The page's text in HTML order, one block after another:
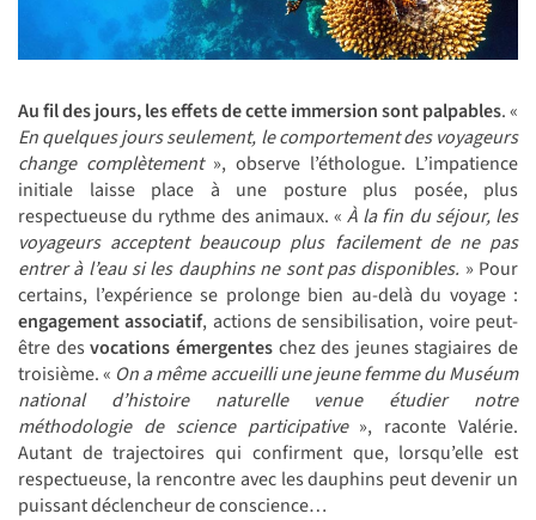
Au fil des jours, les effets de cette immersion sont palpables. «
En quelques jours seulement, le comportement des voyageurs
change complètement», observe l’éthologue. L’impatience
initiale laisse place à une posture plus posée, plus
respectueuse du rythme des animaux. «À la fin du séjour, les
voyageurs acceptent beaucoup plus facilement de ne pas
entrer à l’eau si les dauphins ne sont pas disponibles. » Pour
certains, l’expérience se prolonge bien au-delà du voyage :
engagement associatif, actions de sensibilisation, voire peut-
être desvocations émergenteschez des jeunes stagiaires de
troisième. « On a même accueilli une jeune femme du Muséum
national d’histoire naturelle venue étudier notre
méthodologie de science participative», raconte Valérie.
Autant de trajectoires qui confirment que, lorsqu’elle est
respectueuse, la rencontre avec les dauphins peut devenir un
puissant déclencheur de conscience…